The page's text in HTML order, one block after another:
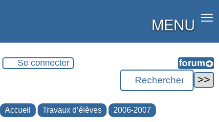
MENU
Se connecter
Accueil Travaux d’élèves 2006-2007